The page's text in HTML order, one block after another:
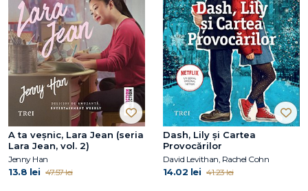
A ta veșnic, Lara Jean (seria
Lara Jean, vol. 2)
Jenny Han
13.8 lei 47.57 lei
Dash, Lily şi Cartea
Provocărilor
David Levithan, Rachel Cohn
14.02 lei 41.23 lei